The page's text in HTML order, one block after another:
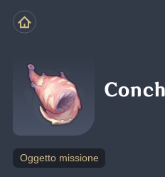
Oggetto missione